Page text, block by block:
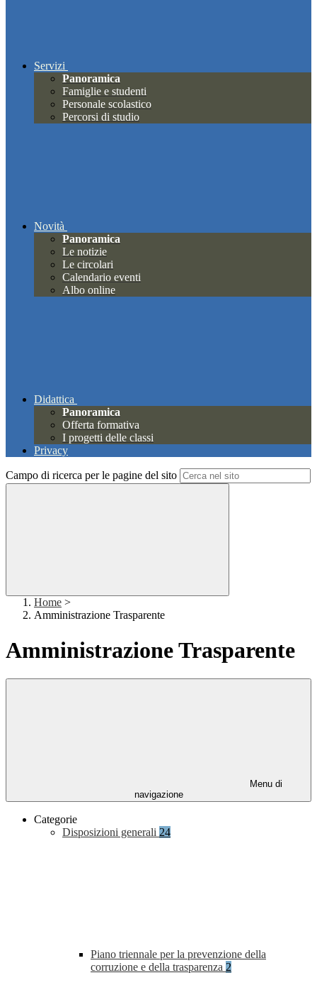
Servizi
Panoramica
Famiglie e studenti
Personale scolastico
Percorsi di studio
Novità
Panoramica
Le notizie
Le circolari
Calendario eventi
Albo online
Didattica
Panoramica
Offerta formativa
I progetti delle classi
Privacy
Campo di ricerca per le pagine del sito
Home >
Amministrazione Trasparente
Amministrazione Trasparente
Menu di
navigazione
Categorie
Disposizioni generali 24
Piano triennale per la prevenzione della
corruzione e della trasparenza 2